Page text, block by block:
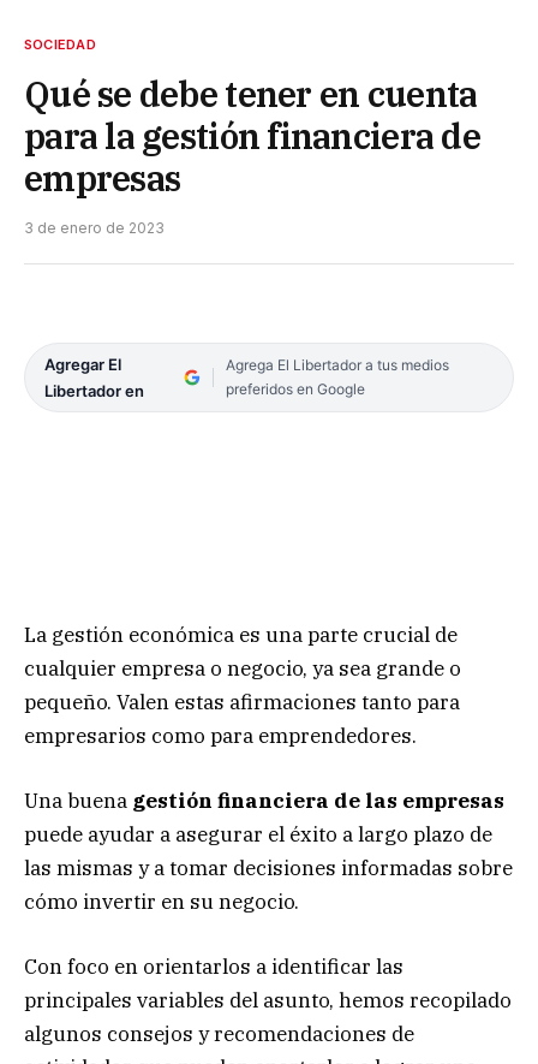
SOCIEDAD
Qué se debe tener en cuenta
para la gestión financiera de
empresas
3 de enero de 2023
Agregar El
Libertador en
Agrega El Libertador a tus medios
preferidos en Google
La gestión económica es una parte crucial de
cualquier empresa o negocio, ya sea grande o
pequeño. Valen estas afirmaciones tanto para
empresarios como para emprendedores.
Una buena gestión financiera de las empresas
puede ayudar a asegurar el éxito a largo plazo de
las mismas y a tomar decisiones informadas sobre
cómo invertir en su negocio.
Con foco en orientarlos a identificar las
principales variables del asunto, hemos recopilado
algunos consejos y recomendaciones de